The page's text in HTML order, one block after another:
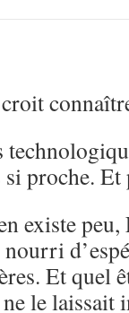
proche.
existe
Et quel
le